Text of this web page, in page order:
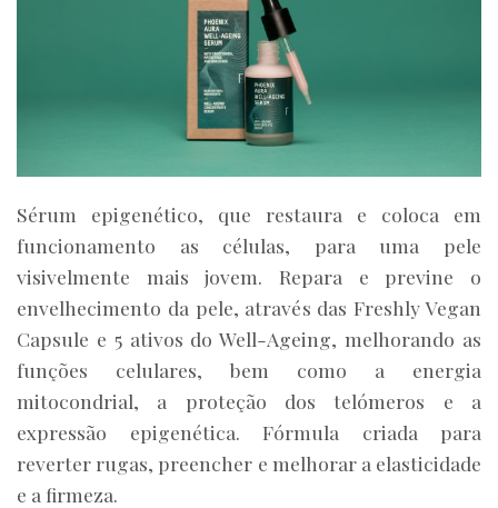
Sérum epigenético, que restaura e coloca em
funcionamento as células, para uma pele
visivelmente mais jovem. Repara e previne o
envelhecimento da pele, através das Freshly Vegan
Capsule e 5 ativos do Well-Ageing, melhorando as
funções celulares, bem como a energia
mitocondrial, a proteção dos telómeros e a
expressão epigenética. Fórmula criada para
reverter rugas, preencher e melhorar a elasticidade
e a firmeza.